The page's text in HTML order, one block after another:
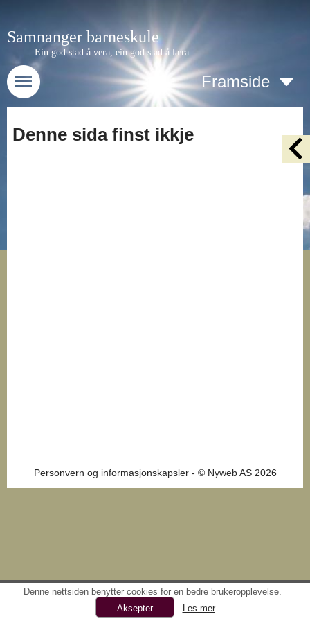
Samnanger barneskule
Ein god stad å vera, ein god stad å læra.
Framside
Denne sida finst ikkje
Personvern og informasjonskapsler- © Nyweb AS 2026
Denne nettsiden benytter cookies for en bedre brukeropplevelse.
Les mer